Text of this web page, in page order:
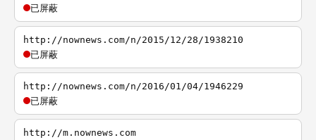
已屏蔽
http://nownews.com/n/2015/12/28/1938210
已屏蔽
http://nownews.com/n/2016/01/04/1946229
已屏蔽
http://m.nownews.com